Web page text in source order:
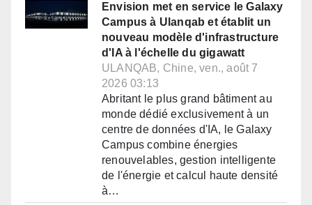
Envision met en service le Galaxy
Campus à Ulanqab et établit un
nouveau modèle d'infrastructure
d'IA à l'échelle du gigawatt
ULANQAB, Chine, ven., août 7
2026 03:13
Abritant le plus grand bâtiment au
monde dédié exclusivement à un
centre de données d'IA, le Galaxy
Campus combine énergies
renouvelables, gestion intelligente
de l'énergie et calcul haute densité
à…